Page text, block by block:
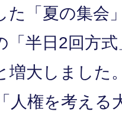
た「夏の集会
「半日2回方
増大しました
人権を考える